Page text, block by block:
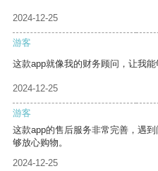
2024-12-25
游客
这款app就像我的财务顾问，让我能
2024-12-25
游客
这款app的售后服务非常完善，遇
够放心购物。
2024-12-25